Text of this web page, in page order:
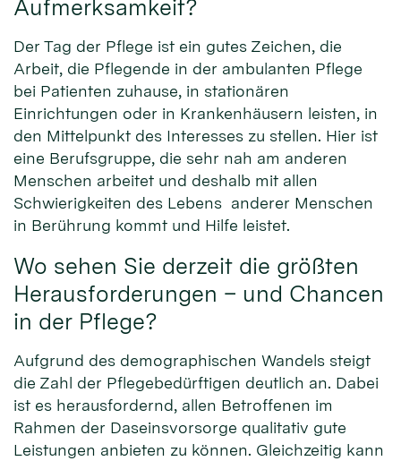
Aufmerksamkeit?
Der Tag der Pflege ist ein gutes Zeichen, die
Arbeit, die Pflegende in der ambulanten Pflege
bei Patienten zuhause, in stationären
Einrichtungen oder in Krankenhäusern leisten, in
den Mittelpunkt des Interesses zu stellen. Hier ist
eine Berufsgruppe, die sehr nah am anderen
Menschen arbeitet und deshalb mit allen
Schwierigkeiten des Lebens anderer Menschen
in Berührung kommt und Hilfe leistet.
Wo sehen Sie derzeit die größten
Herausforderungen – und Chancen
in der Pflege?
Aufgrund des demographischen Wandels steigt
die Zahl der Pflegebedürftigen deutlich an. Dabei
ist es herausfordernd, allen Betroffenen im
Rahmen der Daseinsvorsorge qualitativ gute
Leistungen anbieten zu können. Gleichzeitig kann